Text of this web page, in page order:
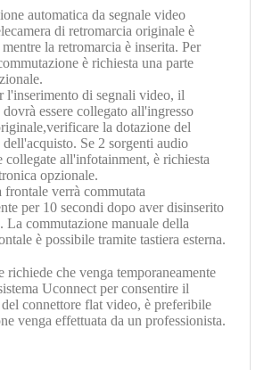
automatica da segnale video
di retromarcia originale è
la retromarcia è inserita. Per
è richiesta una parte
l'inserimento di segnali video, il
essere collegato all'ingresso
la dotazione del
Se 2 sorgenti audio
collegate all'infotainment, è richiesta
opzionale.
frontale verrà commutata
per 10 secondi dopo aver disinserito
La commutazione manuale della
è possibile tramite tastiera esterna.
richiede che venga temporaneamente
Uconnect per consentire il
connettore flat video, è preferibile
venga effettuata da un professionista.